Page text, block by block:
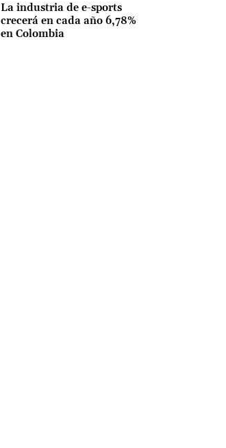
La industria de e-sports
crecerá en cada año 6,78%
en Colombia